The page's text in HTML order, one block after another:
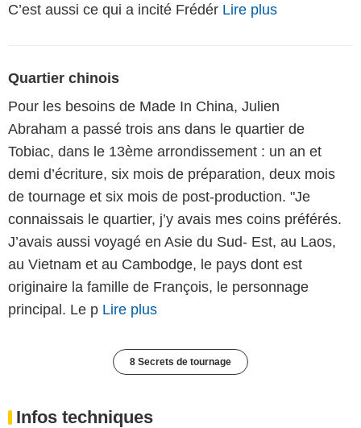
C’est aussi ce qui a incité Frédér Lire plus
Quartier chinois
Pour les besoins de Made In China, Julien
Abraham a passé trois ans dans le quartier de
Tobiac, dans le 13ème arrondissement : un an et
demi d’écriture, six mois de préparation, deux mois
de tournage et six mois de post-production. "Je
connaissais le quartier, j’y avais mes coins préférés.
J’avais aussi voyagé en Asie du Sud- Est, au Laos,
au Vietnam et au Cambodge, le pays dont est
originaire la famille de François, le personnage
principal. Le p Lire plus
8 Secrets de tournage
Infos techniques